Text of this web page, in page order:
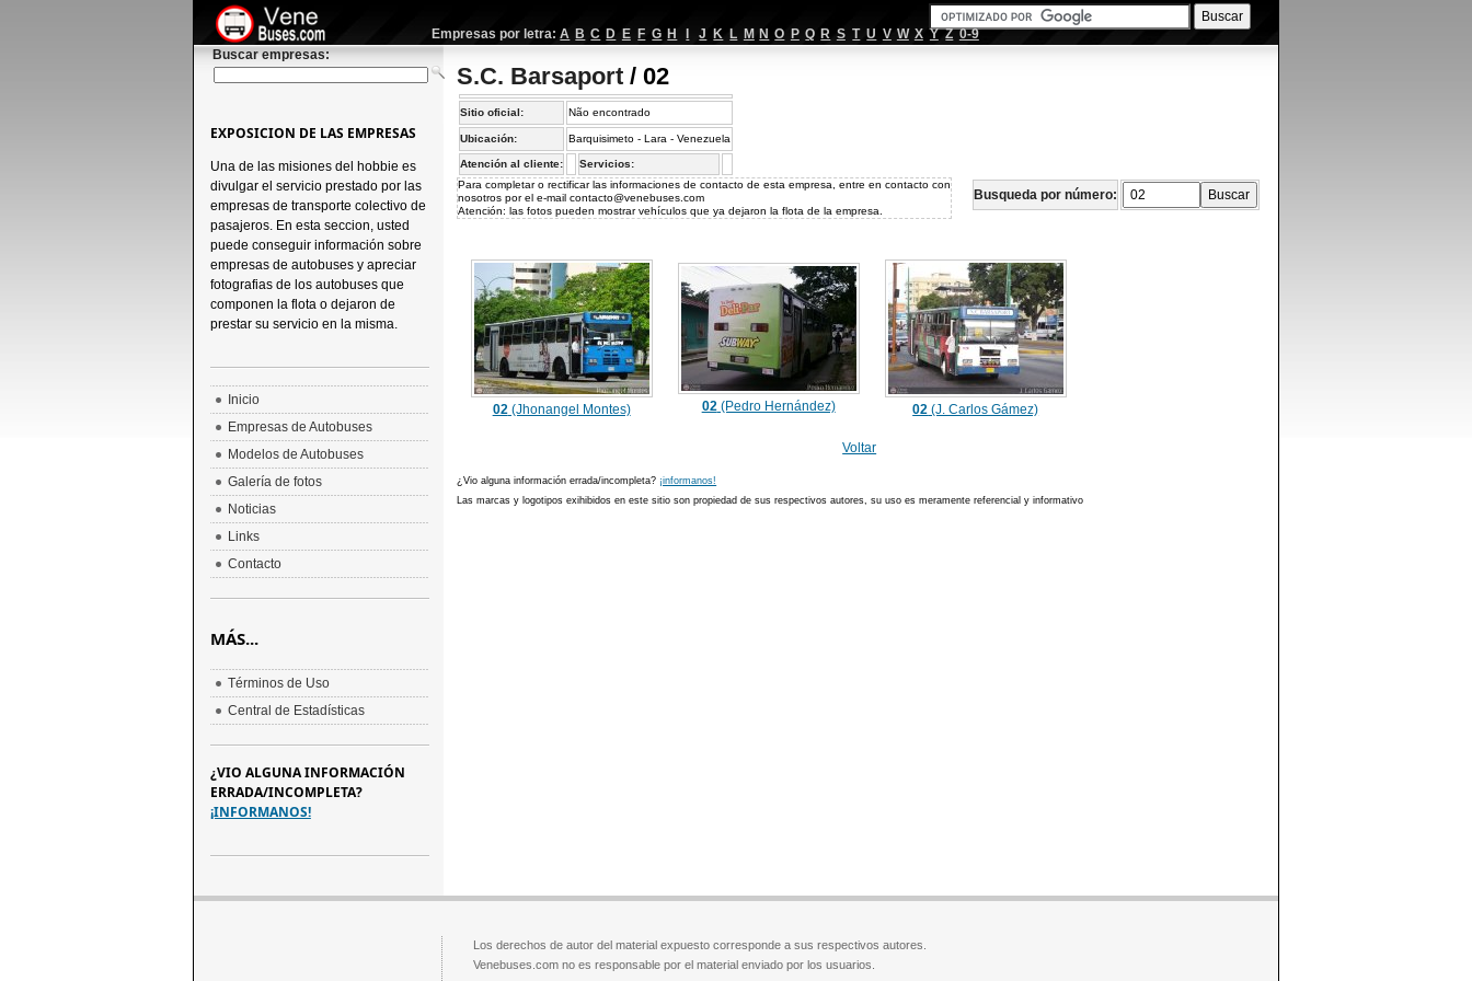
Empresas por letra: A B C D E F G H J K L M N O P Q R S T U V W X Y Z 0-9
Buscar empresas:
S.C. Barsaport / 02
Sitio oficial: Não encontrado
Ubicación: Barquisimeto - Lara - Venezuela
Atención al cliente:
Servicios:
Para completar o rectificar las informaciones de contacto de esta empresa, entre en contacto con
nosotros por el e-mailcontacto@venebuses.com
Atención: las fotos pueden mostrar vehículos que ya dejaron la flota de la empresa.
Busqueda por número:
02(Jhonangel Montes) 02(Pedro Hernández) 02 (J. Carlos Gámez)
Voltar
¿Vio alguna información errada/incompleta? ¡informanos!
Las marcas y logotipos exihibidos en este sitio son propiedad de sus respectivos autores, su uso es meramente referencial y informativo
EXPOSICION DE LAS EMPRESAS
Una de las misiones del hobbie es
divulgar el servicio prestado por las
empresas de transporte colectivo de
pasajeros. En esta seccion, usted
puede conseguir información sobre
empresas de autobuses y apreciar
fotografias de los autobuses que
componen la flota o dejaron de
prestar su servicio en la misma.
Inicio
Empresas de Autobuses
Modelos de Autobuses
Galería de fotos
Noticias
Links
Contacto
MÁS...
Términos de Uso
Central de Estadísticas
¿VIO ALGUNA INFORMACIÓN
ERRADA/INCOMPLETA?
¡INFORMANOS!
Los derechos de autor del material expuesto corresponde a sus respectivos autores.
Venebuses.com no es responsable por el material enviado por los usuarios.